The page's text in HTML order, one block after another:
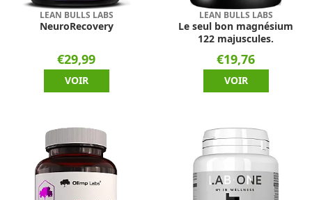
LEAN BULLS LABS
NeuroRecovery
€29,99
VOIR
LEAN BULLS LABS
Le seul bon magnésium
122 majuscules.
€19,76
VOIR